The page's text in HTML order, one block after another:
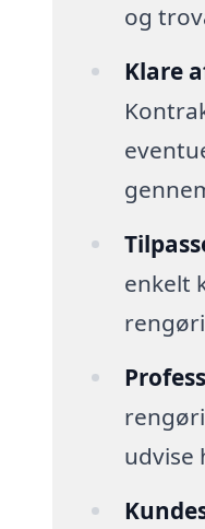
og
Klare
enkelt
udvise